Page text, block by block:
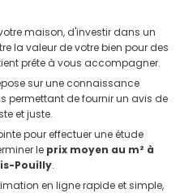
maison, d'investir dans un
la valeur de votre bien pour des
prête à vous accompagner.
sur une connaissance
permettant de fournir un avis de
et juste.
pour effectuer une étude
le prix moyen au m² à
Pouilly.
en ligne rapide et simple,